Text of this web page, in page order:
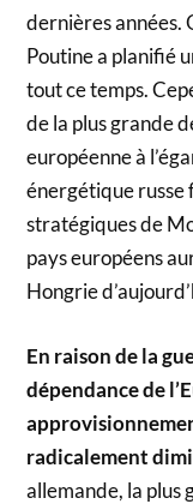
dernières années.
Poutine a planifié
tout ce temps.
de la plus grande
européenne à
énergétique
stratégiques de
pays européens
Hongrie
En raison de la
dépendance de
radicalement
allemande, la plus